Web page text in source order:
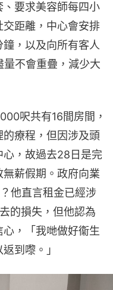
要求美容師每四小
距離，中心會安排
，以及向所有客人
不會重疊，減少大
呎共有16間房間，
療程，但因涉及頭
心，故過去28日是完
薪假期。政府向業
他直言租金已經涉
的損失，但他認為
，「我哋做好衞生
到嚟。」